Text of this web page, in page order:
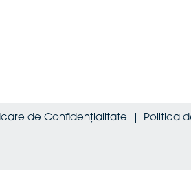
de Confidențialitate Politica